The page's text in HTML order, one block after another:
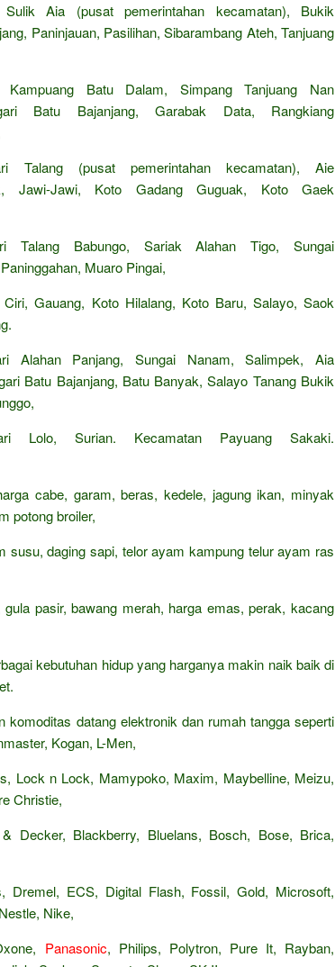
Aia (pusat pemerintahan kecamatan), Bukik
Paninjauan, Pasilihan, Sibarambang Ateh, Tanjuang
Batu Dalam, Simpang Tanjuang Nan
Batu Bajanjang, Garabak Data, Rangkiang
Talang (pusat pemerintahan kecamatan), Aie
Jawi-Jawi, Koto Gadang Guguak, Koto Gaek
Talang Babungo, Sariak Alahan Tigo, Sungai
Muaro Pingai,
Gauang, Koto Hilalang, Koto Baru, Salayo, Saok
Alahan Panjang, Sungai Nanam, Salimpek, Aia
Batu Bajanjang, Batu Banyak, Salayo Tanang Bukik
Lolo, Surian. Kecamatan Payuang Sakaki.
cabe, garam, beras, kedele, jagung ikan, minyak
potong broiler,
susu, daging sapi, telor ayam kampung telur ayam ras
pasir, bawang merah, harga emas, perak, kacang
kebutuhan hidup yang harganya makin naik baik di
komoditas datang elektronik dan rumah tangga seperti
Kogan, L-Men,
Lock n Lock, Mamypoko, Maxim, Maybelline, Meizu,
Christie,
Decker, Blackberry, Bluelans, Bosch, Bose, Brica,
Dremel, ECS, Digital Flash, Fossil, Gold, Microsoft,
Nike,
Panasonic, Philips, Polytron, Pure It, Rayban,